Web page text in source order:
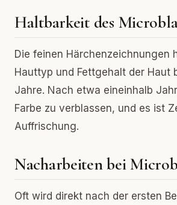
Haltbarkeit des
Die feinen Härchenzeichnungen
Hauttyp und Fettgehalt der Haut
Jahre. Nach etwa eineinhalb
Farbe zu verblassen, und es ist
Auffrischung.
Nacharbeiten bei
Oft wird direkt nach der ersten